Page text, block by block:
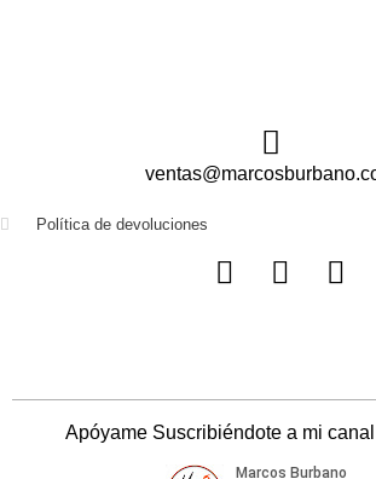
Política de devoluciones
Apóyame Suscribiéndote a mi